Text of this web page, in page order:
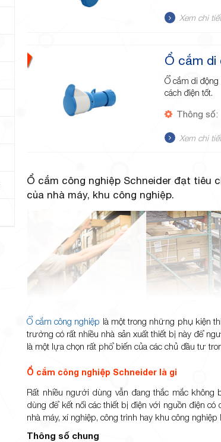
Xem chi
Ổ cắm di
Ổ cắm di động
cách điện tốt.
Thông số:
Xem chi
Ổ cắm công nghiệp Schneider đạt tiêu
của nhà máy, khu công nghiệp.
Ổ cắm công nghiệp là một trong những phụ kiện
trường có rất nhiều nhà sản xuất thiết bị này để
là một lựa chọn rất phổ biến của các chủ đầu tư
Ổ cắm công nghiệp Schneider là gi
Rất nhiều người dùng vẫn đang thắc mắc
dùng để kết nối các thiết bị điện với nguồn điện
nhà máy, xí nghiệp, công trình hay khu công
Thông số chung